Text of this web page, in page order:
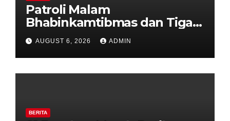
Patroli Malam
Bhabinkamtibmas dan Tiga
Pilar Kelurahan Ungaran
Perkuat Kamtibmas, Warga
Diajak Aktifkan Ronda
AUGUST 6, 2026 ADMIN
BERITA